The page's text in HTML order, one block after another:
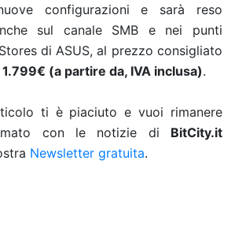
configurazioni e sarà reso
sul canale SMB e nei punti
di ASUS, al prezzo consigliato
1.799€ (a partire da, IVA inclusa).
ti è piaciuto e vuoi rimanere
con le notizie di BitCity.it
Newsletter gratuita.